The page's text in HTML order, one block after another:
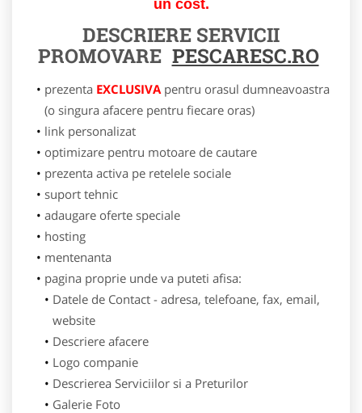
un cost.
DESCRIERE SERVICII
PROMOVARE PESCARESC.RO
prezenta EXCLUSIVApentru orasul dumneavoastra
(o singura afacere pentru fiecare oras)
link personalizat
optimizare pentru motoare de cautare
prezenta activa pe retelele sociale
suport tehnic
adaugare oferte speciale
hosting
mentenanta
pagina proprie unde va puteti afisa:
Datele de Contact - adresa, telefoane, fax, email,
website
Descriere afacere
Logo companie
Descrierea Serviciilor si a Preturilor
Galerie Foto